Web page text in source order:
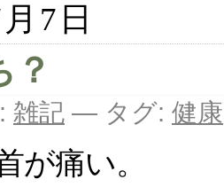
7日
？
雑記 — タグ: 健康
が痛い。